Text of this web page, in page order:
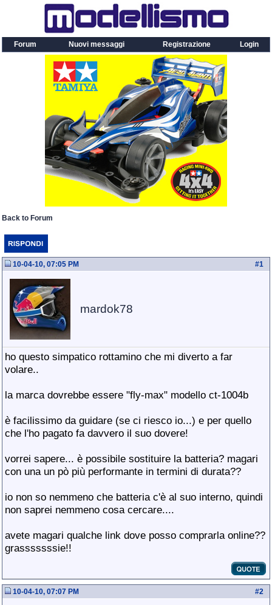
Forum Nuovi messaggi Registrazione Login
Back to Forum
#1
10-04-10, 07:05 PM
mardok78
ho questo simpatico rottamino che mi diverto a far
volare..
la marca dovrebbe essere "fly-max" modello ct-1004b
è facilissimo da guidare (se ci riesco io...) e per quello
che l'ho pagato fa davvero il suo dovere!
vorrei sapere... è possibile sostituire la batteria? magari
con una un pò più performante in termini di durata??
io non so nemmeno che batteria c'è al suo interno, quindi
non saprei nemmeno cosa cercare....
avete magari qualche link dove posso comprarla online??
grasssssssie!!
#2
10-04-10, 07:07 PM